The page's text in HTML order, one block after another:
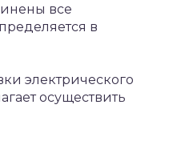
все
в
электрического
осуществить